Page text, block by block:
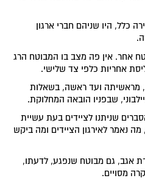
כלל, היו שניהם חברי ארגון
אחר. אין פה מצב בו המבוטח הרג
אחריות כלפי צד שלישי.
מראשיתה ועד ראשה, בשאלות
שבפניו הובאה המחלוקת.
שניתנו לציידים בעת עשיית
נאמר לאירגון הציידים ומה ביקש
אגב, גם מבוטח שנפגע, לדעתו,
מסויים.